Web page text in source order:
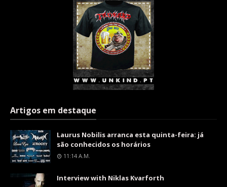
Artigos em destaque
Laurus Nobilis arranca esta quinta-feira: já
são conhecidos os horários
11:14 A.m.
Interview with Niklas Kvarforth